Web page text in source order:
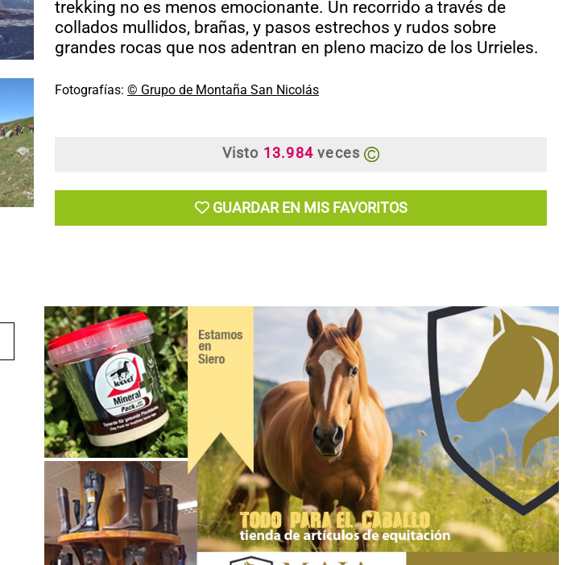
trekking no es menos emocionante. Un recorrido a través de
collados mullidos, brañas, y pasos estrechos y rudos sobre
grandes rocas que nos adentran en pleno macizo de los Urrieles.
Fotografías: © Grupo de Montaña San Nicolás
Visto 13.984 veces
GUARDAR EN MIS FAVORITOS